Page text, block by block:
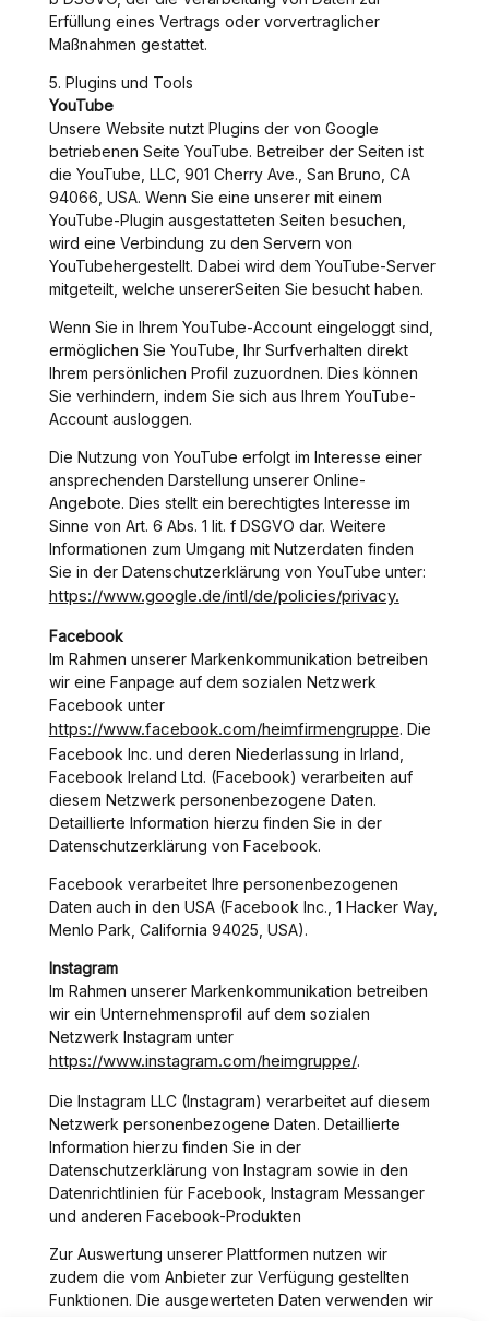
Erfüllung eines Vertrags oder vorvertraglicher
Maßnahmen gestattet.
5. Plugins und Tools
YouTube
Unsere Website nutzt Plugins der von Google
betriebenen Seite YouTube. Betreiber der Seiten ist
die YouTube, LLC, 901 Cherry Ave., San Bruno, CA
94066, USA. Wenn Sie eine unserer mit einem
YouTube-Plugin ausgestatteten Seiten besuchen,
wird eine Verbindung zu den Servern von
YouTubehergestellt. Dabei wird dem YouTube-Server
mitgeteilt, welche unsererSeiten Sie besucht haben.
Wenn Sie in Ihrem YouTube-Account eingeloggt sind,
ermöglichen Sie YouTube, Ihr Surfverhalten direkt
Ihrem persönlichen Profil zuzuordnen. Dies können
Sie verhindern, indem Sie sich aus Ihrem YouTube-
Account ausloggen.
Die Nutzung von YouTube erfolgt im Interesse einer
ansprechenden Darstellung unserer Online-
Angebote. Dies stellt ein berechtigtes Interesse im
Sinne von Art. 6 Abs. 1 lit. f DSGVO dar. Weitere
Informationen zum Umgang mit Nutzerdaten finden
Sie in der Datenschutzerklärung von YouTube unter:
https://www.google.de/intl/de/policies/privacy.
Facebook
Im Rahmen unserer Markenkommunikation betreiben
wir eine Fanpage auf dem sozialen Netzwerk
Facebook unter
https://www.facebook.com/heimfirmengruppe. Die
Facebook Inc. und deren Niederlassung in Irland,
Facebook Ireland Ltd. (Facebook) verarbeiten auf
diesem Netzwerk personenbezogene Daten.
Detaillierte Information hierzu finden Sie in der
Datenschutzerklärung von Facebook.
Facebook verarbeitet Ihre personenbezogenen
Daten auch in den USA (Facebook Inc., 1 Hacker Way,
Menlo Park, California 94025, USA).
Instagram
Im Rahmen unserer Markenkommunikation betreiben
wir ein Unternehmensprofil auf dem sozialen
Netzwerk Instagram unter
https://www.instagram.com/heimgruppe/.
Die Instagram LLC (Instagram) verarbeitet auf diesem
Netzwerk personenbezogene Daten. Detaillierte
Information hierzu finden Sie in der
Datenschutzerklärung von Instagram sowie in den
Datenrichtlinien für Facebook, Instagram Messanger
und anderen Facebook-Produkten
Zur Auswertung unserer Plattformen nutzen wir
zudem die vom Anbieter zur Verfügung gestellten
Funktionen. Die ausgewerteten Daten verwenden wir